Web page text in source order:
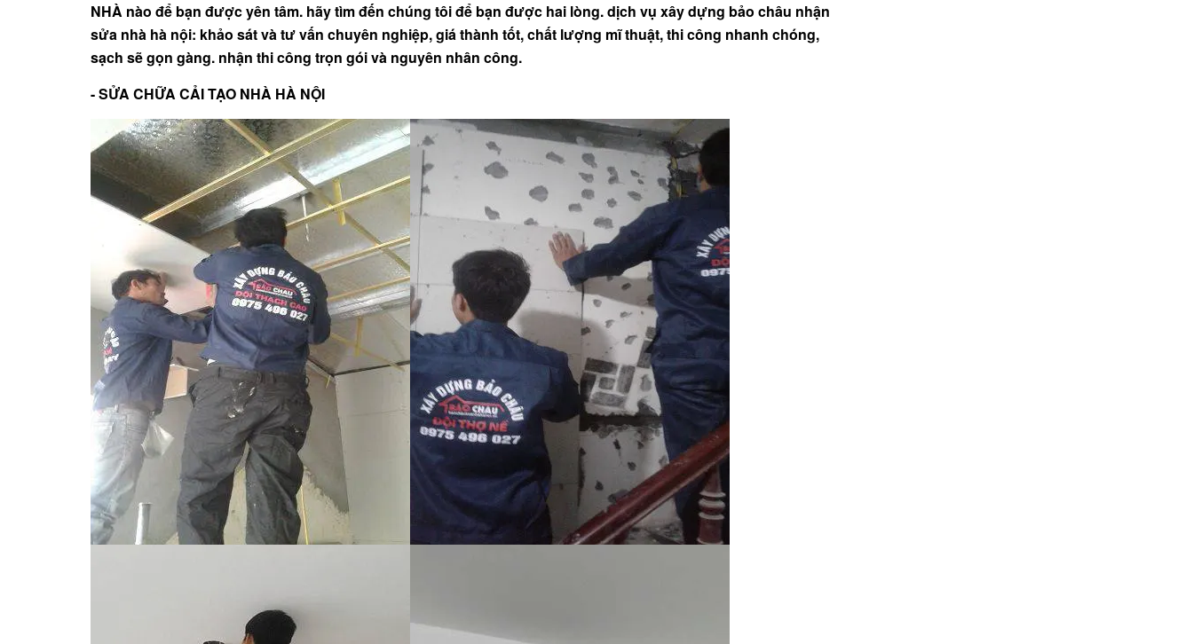
NHÀ nào để bạn được yên tâm. hãy tìm đến chúng tôi để bạn được hai lòng. dịch vụ xây dựng bảo châu nhận
sửa nhà hà nội: khảo sát và tư vấn chuyên nghiệp, giá thành tốt, chất lượng mĩ thuật, thi công nhanh chóng,
sạch sẽ gọn gàng. nhận thi công trọn gói và nguyên nhân công.
- SỬA CHỮA CẢI TẠO NHÀ HÀ NỘI